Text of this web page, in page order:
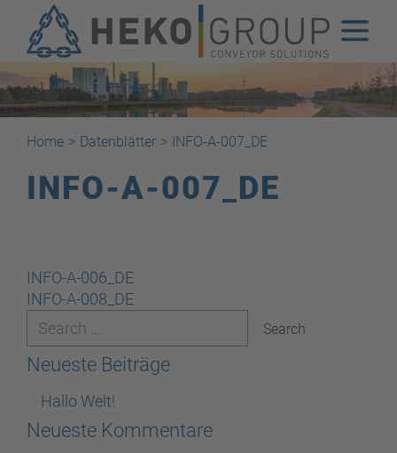
Home > Datenblätter > INFO-A-007_DE
INFO-A-007_DE
Beitragsnavigation
INFO-A-006_DE
INFO-A-008_DE
Neueste Beiträge
Hallo Welt!
Neueste Kommentare